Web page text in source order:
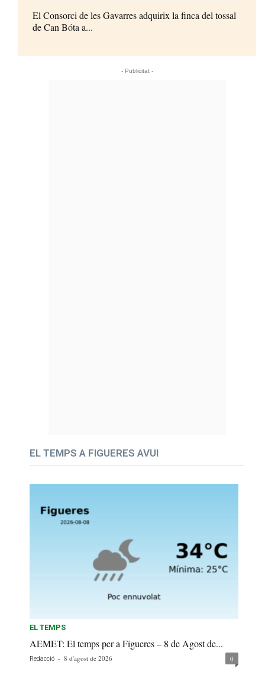
El Consorci de les Gavarres adquirix la finca del tossal
de Can Bóta a...
- Publicitat -
EL TEMPS A FIGUERES AVUI
EL TEMPS
AEMET: El temps per a Figueres – 8 de Agost de...
Redacció - 8 d'agost de 2026 0